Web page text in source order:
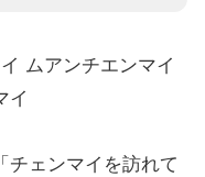
ムアンチエンマイ
イ
チェンマイを訪れて